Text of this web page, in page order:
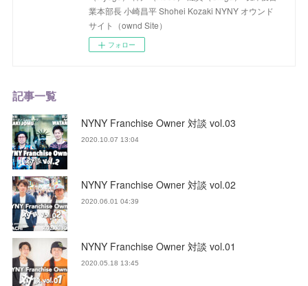
業本部長 小崎昌平 Shohei Kozaki NYNY オウンド
サイト（ownd Site）
フォロー
記事一覧
NYNY Franchise Owner 対談 vol.03
2020.10.07 13:04
NYNY Franchise Owner 対談 vol.02
2020.06.01 04:39
NYNY Franchise Owner 対談 vol.01
2020.05.18 13:45